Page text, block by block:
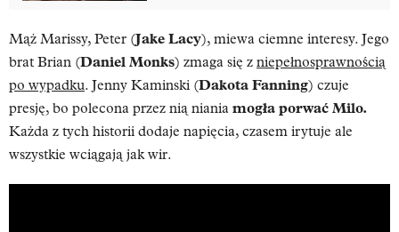
Mąż Marissy, Peter (Jake Lacy), miewa ciemne interesy. Jego
brat Brian (Daniel Monks) zmaga się z niepełnosprawnością
po wypadku. Jenny Kaminski (Dakota Fanning) czuje
presję, bo polecona przez nią niania mogła porwać Milo.
Każda z tych historii dodaje napięcia, czasem irytuje ale
wszystkie wciągają jak wir.